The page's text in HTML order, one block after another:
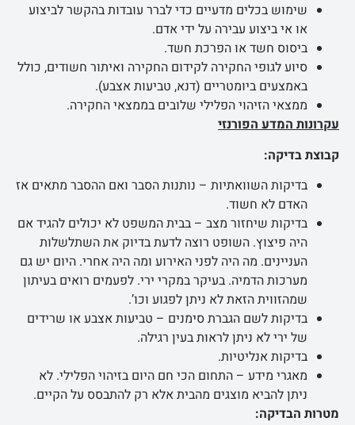
שימוש בכלים מדעיים כדי לברר עובדות בהקשר לביצוע
או אי ביצוע עבירה על ידי אדם.
ביסוס חשד או הפרכת חשד.
סיוע לגופי החקירה לקידום החקירה ואיתור חשודים, כולל
באמצעים ביומטריים (דנא, טביעות אצבע).
ממצאי הזיהוי הפלילי שלובים בממצאי החקירה.
עקרונות המדע הפורנזי
קבוצת בדיקה:
בדיקות השוואתיות – נותנות הסבר ואם ההסבר מתאים אז
האדם לא חשוד.
בדיקות שיחזור מצב – בבית המשפט לא יכולים להגיד אם
היה פיצוץ. השופט רוצה לדעת בדיוק את השתלשלות
העניינים. מה היה לפני האירוע ומה היה אחרי. היום יש גם
מערכות הדמיה. בעיקר במקרי ירי. לפעמים רואים בעיתון
שמהזווית הזאת לא ניתן לפגוע וכו’.
בדיקות לשם הגברת סימנים – טביעות אצבע או שרידים
של ירי לא ניתן לראות בעין רגילה.
בדיקות אנליטיות.
מאגרי מידע – התחום הכי חם היום בזיהוי הפלילי. לא
ניתן להביא מוצגים מהבית אלא רק להתבסס על הקיים.
מטרות הבדיקה: